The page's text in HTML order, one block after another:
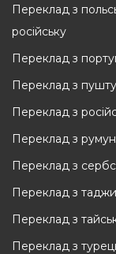
Переклад з
російську
Переклад з
Переклад з пушту
Переклад з
Переклад з
Переклад з
Переклад з
Переклад з
Переклад з